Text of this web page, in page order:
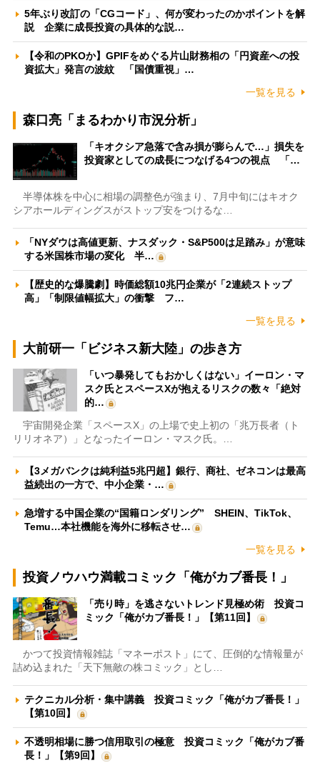
5年ぶり改訂の「CGコード」、何が変わったのかポイントを解
説 企業に成長投資の具体的な説…
【令和のPKOか】GPIFをめぐる片山財務相の「円資産への投
資拡大」発言の波紋 「国債重視」…
一覧を見る
森口亮「まるわかり市況分析」
「キオクシア急落で含み損が膨らんで…」損失を
投資家としての成長につなげる4つの視点 「…
半導体株を中心に相場の調整色が強まり、7月中旬にはキオク
シアホールディングスがストップ安をつけるな…
「NYダウは高値更新、ナスダック・S&P500は足踏み」が意味
する米国株市場の変化 半…
【歴史的な爆騰劇】時価総額10兆円企業が「2連続ストップ
高」「制限値幅拡大」の衝撃 フ…
一覧を見る
大前研一「ビジネス新大陸」の歩き方
「いつ暴発してもおかしくはない」イーロン・マ
スク氏とスペースXが抱えるリスクの数々「絶対
的…
宇宙開発企業「スペースX」の上場で史上初の「兆万長者（ト
リリオネア）」となったイーロン・マスク氏。…
【3メガバンクは純利益5兆円超】銀行、商社、ゼネコンは最高
益続出の一方で、中小企業・…
急増する中国企業の“国籍ロンダリング” SHEIN、TikTok、
Temu…本社機能を海外に移転させ…
一覧を見る
投資ノウハウ満載コミック「俺がカブ番長！」
「売り時」を逃さないトレンド見極め術 投資コ
ミック「俺がカブ番長！」【第11回】
かつて投資情報雑誌「マネーポスト」にて、圧倒的な情報量が
詰め込まれた「天下無敵の株コミック」とし…
テクニカル分析・集中講義 投資コミック「俺がカブ番長！」
【第10回】
不透明相場に勝つ信用取引の極意 投資コミック「俺がカブ番
長！」【第9回】